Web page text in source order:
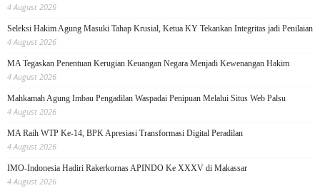
4 August 2026
Seleksi Hakim Agung Masuki Tahap Krusial, Ketua KY Tekankan Integritas jadi Penilaian
4 August 2026
MA Tegaskan Penentuan Kerugian Keuangan Negara Menjadi Kewenangan Hakim
4 August 2026
Mahkamah Agung Imbau Pengadilan Waspadai Penipuan Melalui Situs Web Palsu
4 August 2026
MA Raih WTP Ke-14, BPK Apresiasi Transformasi Digital Peradilan
4 August 2026
IMO-Indonesia Hadiri Rakerkornas APINDO Ke XXXV di Makassar
4 August 2026